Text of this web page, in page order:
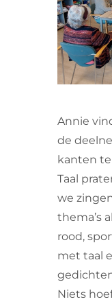
VRIJWILLIGERS
Annie
de
kanten
Taal
we
thema’s
rood,
met taal
Niets